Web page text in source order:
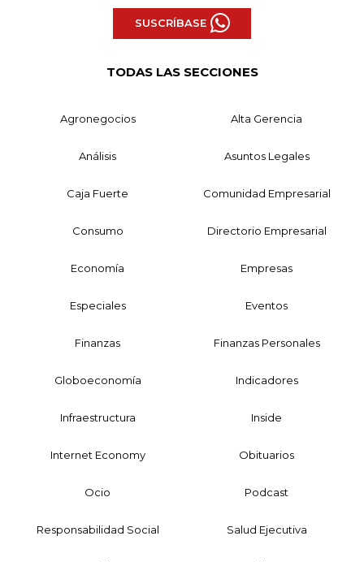
SUSCRÍBASE
TODAS LAS SECCIONES
Agronegocios Alta Gerencia
Análisis Asuntos Legales
Caja Fuerte Comunidad Empresarial
Consumo Directorio Empresarial
Economía Empresas
Especiales Eventos
Finanzas Finanzas Personales
Globoeconomía Indicadores
Infraestructura Inside
Internet Economy Obituarios
Ocio Podcast
Responsabilidad Social Salud Ejecutiva